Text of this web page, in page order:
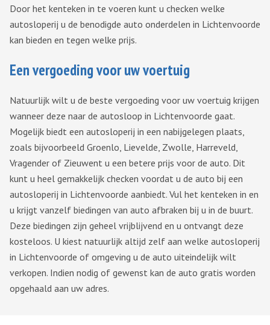
Door het kenteken in te voeren kunt u checken welke
autosloperij u de benodigde auto onderdelen in Lichtenvoorde
kan bieden en tegen welke prijs.
Een vergoeding voor uw voertuig
Natuurlijk wilt u de beste vergoeding voor uw voertuig krijgen
wanneer deze naar de autosloop in Lichtenvoorde gaat.
Mogelijk biedt een autosloperij in een nabijgelegen plaats,
zoals bijvoorbeeld Groenlo, Lievelde, Zwolle, Harreveld,
Vragender of Zieuwent u een betere prijs voor de auto. Dit
kunt u heel gemakkelijk checken voordat u de auto bij een
autosloperij in Lichtenvoorde aanbiedt. Vul het kenteken in en
u krijgt vanzelf biedingen van auto afbraken bij u in de buurt.
Deze biedingen zijn geheel vrijblijvend en u ontvangt deze
kosteloos. U kiest natuurlijk altijd zelf aan welke autosloperij
in Lichtenvoorde of omgeving u de auto uiteindelijk wilt
verkopen. Indien nodig of gewenst kan de auto gratis worden
opgehaald aan uw adres.